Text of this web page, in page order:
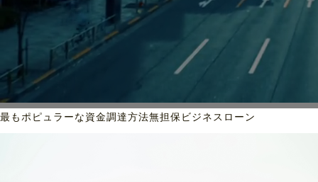
最もポピュラーな資金調達方法無担保ビジネスローン